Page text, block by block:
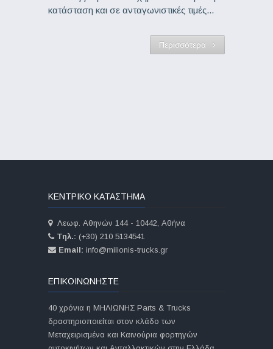
κατάσταση και σε ανταγωνιστικές τιμές...
Περισσότερα
ΚΕΝΤΡΙΚΟ ΚΑΤΑΣΤΗΜΑ
Λεωφ. Αθηνών 144 - 10442, Αθήνα
Τηλ.: (+30) 210 5134541
Email: info@milionis-trucks.gr
ΕΠΙΚΟΙΝΩΝΗΣΤΕ
40 χρόνια η ΜΗΛΙΩΝΗΣ Parts & Trucks
δραστηριοποιείται στον κλάδο των
Μεταχειρισμένα και Καινούρια φορτηγών